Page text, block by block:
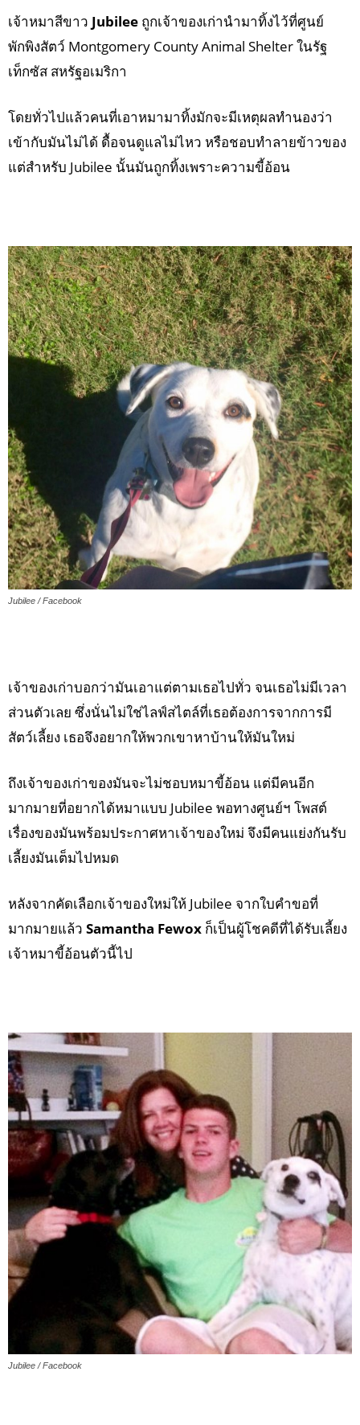
เจ้าหมาสีขาว Jubilee ถูกเจ้าของเก่านำมาทิ้งไว้ที่ศูนย์
พักพิงสัตว์ Montgomery County Animal Shelter ในรัฐ
เท็กซัส สหรัฐอเมริกา
โดยทั่วไปแล้วคนที่เอาหมามาทิ้งมักจะมีเหตุผลทำนองว่า
เข้ากับมันไม่ได้ ดื้อจนดูแลไม่ไหว หรือชอบทำลายข้าวของ
แต่สำหรับ Jubilee นั้นมันถูกทิ้งเพราะความขี้อ้อน
Jubilee / Facebook
เจ้าของเก่าบอกว่ามันเอาแต่ตามเธอไปทั่ว จนเธอไม่มีเวลา
ส่วนตัวเลย ซึ่งนั่นไม่ใช่ไลฟ์สไตล์ที่เธอต้องการจากการมี
สัตว์เลี้ยง เธอจึงอยากให้พวกเขาหาบ้านให้มันใหม่
ถึงเจ้าของเก่าของมันจะไม่ชอบหมาขี้อ้อน แต่มีคนอีก
มากมายที่อยากได้หมาแบบ Jubilee พอทางศูนย์ฯ โพสต์
เรื่องของมันพร้อมประกาศหาเจ้าของใหม่ จึงมีคนแย่งกันรับ
เลี้ยงมันเต็มไปหมด
หลังจากคัดเลือกเจ้าของใหม่ให้ Jubilee จากใบคำขอที่
มากมายแล้ว Samantha Fewox ก็เป็นผู้โชคดีที่ได้รับเลี้ยง
เจ้าหมาขี้อ้อนตัวนี้ไป
Jubilee / Facebook